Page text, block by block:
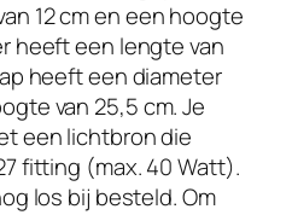
12 cm en een hoogte
heeft een lengte van
heeft een diameter
van 25,5 cm. Je
een lichtbron die
fitting (max. 40 Watt).
los bij besteld. Om